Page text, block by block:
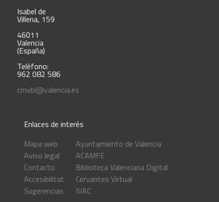
Isabel de
Villena, 159
46011
Valencia
(España)
Teléfono:
962 082 586
cmvbi@valencia.es
Enlaces de interés
Mapa web
Aviso legal
Contacto
Accesibilitat
Sugerencias
Ayuntamiento de Valencia
ACAMFE
Biblioteca Valenciana Digital
Cervantes Virtual
IVAC